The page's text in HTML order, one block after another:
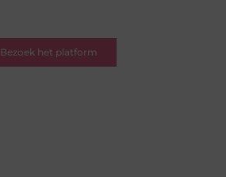
Bezoek het platform